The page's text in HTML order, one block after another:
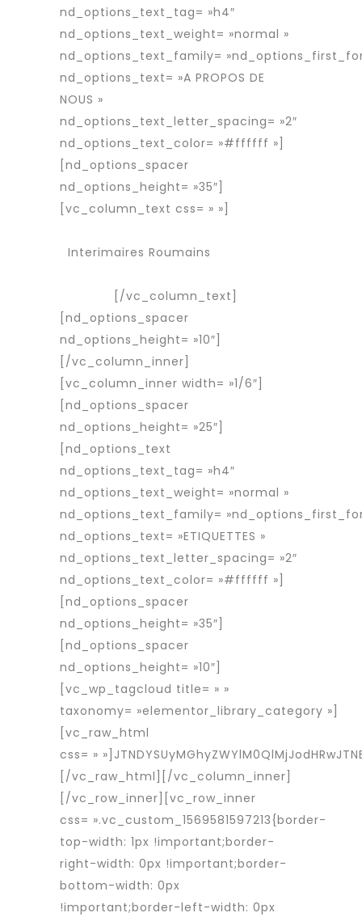
nd_options_text_tag= »h4″
nd_options_text_weight= »normal »
nd_options_text_family=
nd_options_text= »A PROPOS DE
NOUS »
nd_options_text_letter_spacing= »2″
nd_options_text_color= »#ffffff »]
[nd_options_spacer
nd_options_height= »35″]
[vc_column_text css= » »]
Interimaires Roumains
[/vc_column_text]
[nd_options_spacer
nd_options_height= »10″]
[/vc_column_inner]
[vc_column_inner width= »1/6″]
[nd_options_spacer
nd_options_height= »25″]
[nd_options_text
nd_options_text_tag= »h4″
nd_options_text_weight= »normal »
nd_options_text_family=
nd_options_text= »ETIQUETTES »
nd_options_text_letter_spacing= »2″
nd_options_text_color= »#ffffff »]
[nd_options_spacer
nd_options_height= »35″]
[nd_options_spacer
nd_options_height= »10″]
[vc_wp_tagcloud title= » »
taxonomy= »elementor_library_category »]
[vc_raw_html
css= »
[/vc_raw_html][/vc_column_inner]
[/vc_row_inner][vc_row_inner
css= ».vc_custom_1569581597213{border-
top-width: 1px !important;border-
right-width: 0px !important;border-
bottom-width: 0px
!important;border-left-width: 0px